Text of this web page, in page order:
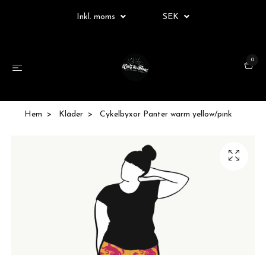
Inkl. moms SEK
0
Hem Kläder Cykelbyxor Panter warm yellow/pink